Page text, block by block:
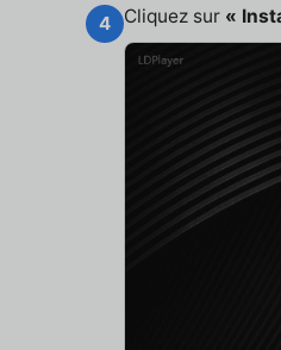
4 Cliquez sur «